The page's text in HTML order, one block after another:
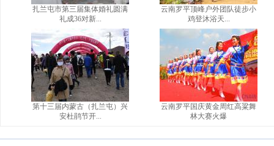
扎兰屯市第三届集体婚礼圆满
礼成36对新...
第十三届内蒙古（扎兰屯）兴
安杜鹃节开...
云南罗平顶峰户外团队徒步小
鸡登沐浴天...
云南罗平国庆黄金周红高粱舞
林大赛火爆